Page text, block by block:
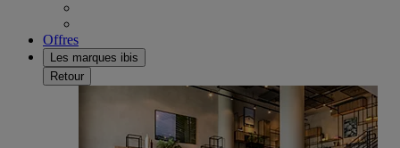
Offres
Les marques ibis
Retour